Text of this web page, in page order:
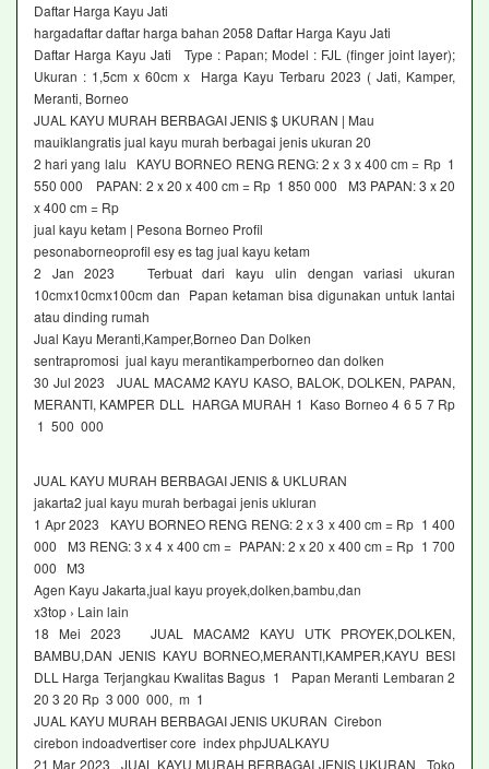
Daftar Harga Kayu Jati
hargadaftar daftar harga bahan 2058 Daftar Harga Kayu Jati
Daftar Harga Kayu Jati Type : Papan; Model : FJL (finger joint layer);
Ukuran : 1,5cm x 60cm x Harga Kayu Terbaru 2023 ( Jati, Kamper,
Meranti, Borneo
JUAL KAYU MURAH BERBAGAI JENIS $ UKURAN | Mau
mauiklangratis jual kayu murah berbagai jenis ukuran 20
2 hari yang lalu KAYU BORNEO RENG RENG: 2 x 3 x 400 cm = Rp 1
550 000 PAPAN: 2 x 20 x 400 cm = Rp 1 850 000 M3 PAPAN: 3 x 20
x 400 cm = Rp
jual kayu ketam | Pesona Borneo Profil
pesonaborneoprofil esy es tag jual kayu ketam
2 Jan 2023 Terbuat dari kayu ulin dengan variasi ukuran
10cmx10cmx100cm dan Papan ketaman bisa digunakan untuk lantai
atau dinding rumah
Jual Kayu Meranti,Kamper,Borneo Dan Dolken
sentrapromosi jual kayu merantikamperborneo dan dolken
30 Jul 2023 JUAL MACAM2 KAYU KASO, BALOK, DOLKEN, PAPAN,
MERANTI, KAMPER DLL HARGA MURAH 1 Kaso Borneo 4 6 5 7 Rp
1 500 000
JUAL KAYU MURAH BERBAGAI JENIS & UKLURAN
jakarta2 jual kayu murah berbagai jenis ukluran
1 Apr 2023 KAYU BORNEO RENG RENG: 2 x 3 x 400 cm = Rp 1 400
000 M3 RENG: 3 x 4 x 400 cm = PAPAN: 2 x 20 x 400 cm = Rp 1 700
000 M3
Agen Kayu Jakarta,jual kayu proyek,dolken,bambu,dan
x3top › Lain lain
18 Mei 2023 JUAL MACAM2 KAYU UTK PROYEK,DOLKEN,
BAMBU,DAN JENIS KAYU BORNEO,MERANTI,KAMPER,KAYU BESI
DLL Harga Terjangkau Kwalitas Bagus 1 Papan Meranti Lembaran 2
20 3 20 Rp 3 000 000, m 1
JUAL KAYU MURAH BERBAGAI JENIS UKURAN Cirebon
cirebon indoadvertiser core index phpJUALKAYU
21 Mar 2023 JUAL KAYU MURAH BERBAGAI JENIS UKURAN Toko